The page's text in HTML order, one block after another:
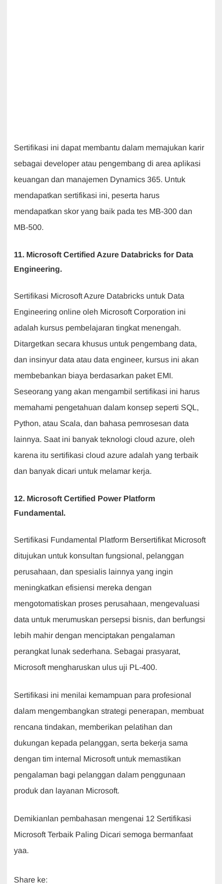
Sertifikasi ini dapat membantu dalam memajukan karir
sebagai developer atau pengembang di area aplikasi
keuangan dan manajemen Dynamics 365. Untuk
mendapatkan sertifikasi ini, peserta harus
mendapatkan skor yang baik pada tes MB-300 dan
MB-500.
11. Microsoft Certified Azure Databricks for Data
Engineering.
Sertifikasi Microsoft Azure Databricks untuk Data
Engineering online oleh Microsoft Corporation ini
adalah kursus pembelajaran tingkat menengah.
Ditargetkan secara khusus untuk pengembang data,
dan insinyur data atau data engineer, kursus ini akan
membebankan biaya berdasarkan paket EMI.
Seseorang yang akan mengambil sertifikasi ini harus
memahami pengetahuan dalam konsep seperti SQL,
Python, atau Scala, dan bahasa pemrosesan data
lainnya. Saat ini banyak teknologi cloud azure, oleh
karena itu sertifikasi cloud azure adalah yang terbaik
dan banyak dicari untuk melamar kerja.
12. Microsoft Certified Power Platform
Fundamental.
Sertifikasi Fundamental Platform Bersertifikat Microsoft
ditujukan untuk konsultan fungsional, pelanggan
perusahaan, dan spesialis lainnya yang ingin
meningkatkan efisiensi mereka dengan
mengotomatiskan proses perusahaan, mengevaluasi
data untuk merumuskan persepsi bisnis, dan berfungsi
lebih mahir dengan menciptakan pengalaman
perangkat lunak sederhana. Sebagai prasyarat,
Microsoft mengharuskan ulus uji PL-400.
Sertifikasi ini menilai kemampuan para profesional
dalam mengembangkan strategi penerapan, membuat
rencana tindakan, memberikan pelatihan dan
dukungan kepada pelanggan, serta bekerja sama
dengan tim internal Microsoft untuk memastikan
pengalaman bagi pelanggan dalam penggunaan
produk dan layanan Microsoft.
Demikianlan pembahasan mengenai 12 Sertifikasi
Microsoft Terbaik Paling Dicari semoga bermanfaat
yaa.
Share ke: